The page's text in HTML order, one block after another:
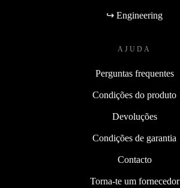
↪ Engineering
AJUDA
Perguntas frequentes
Condições do produto
Devoluções
Condições de garantia
Contacto
Torna-te um fornecedor